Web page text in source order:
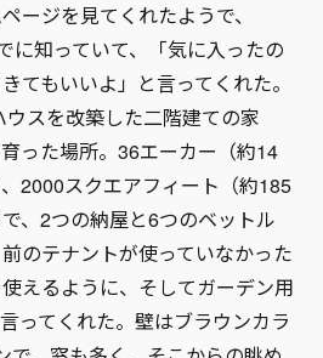
ージを見てくれたようで、
に知っていて、「気に入ったの
てもいいよ」と言ってくれた。
スを改築した二階建ての家
った場所。36エーカー（約14
2000スクエアフィート（約185
、2つの納屋と6つのベットル
のテナントが使っていなかった
えるように、そしてガーデン用
ってくれた。壁はブラウンカラ